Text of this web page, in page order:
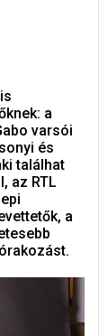
a
varsói
és
találhat
az RTL
a